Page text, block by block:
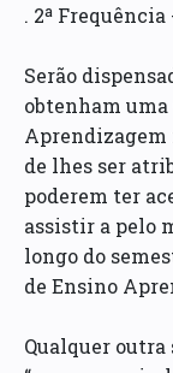
. 2ª Frequência
Serão
obtenham
Aprendizagem
de lhes ser
poderem ter
assistir a pelo
longo do
de Ensino
Qualquer outra